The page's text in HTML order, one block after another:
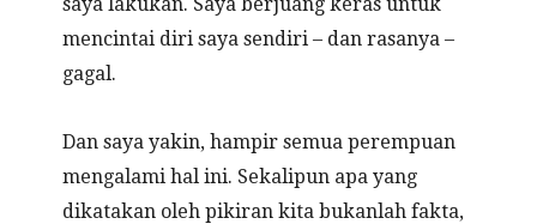
mencintai diri saya sendiri – dan rasanya –
gagal.
Dan saya yakin, hampir semua perempuan
mengalami hal ini. Sekalipun apa yang
dikatakan oleh pikiran kita bukanlah fakta,